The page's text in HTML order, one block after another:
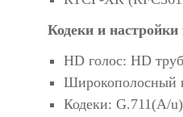
Кодеки и настройки
HD голос: HD
Широкополосный
Кодеки: G.711(A/